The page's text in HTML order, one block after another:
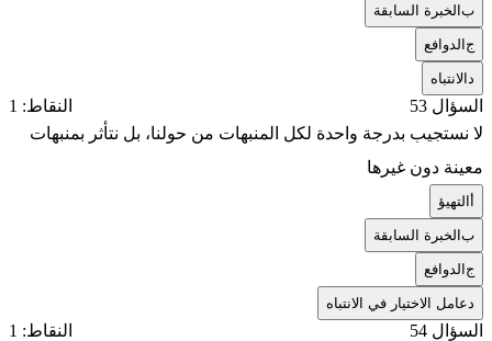
بالخبرة السابقة
جالدوافع
الانتباه
السؤال 53
النقاط: 1
لا نستجيب بدرجة واحدة لكل المنبهات من حولنا، بل نتأثر بمنبهات
معينة دون غيرها
التهيؤ
بالخبرة السابقة
جالدوافع
عامل الاختيار في الانتباه
السؤال 54
النقاط: 1